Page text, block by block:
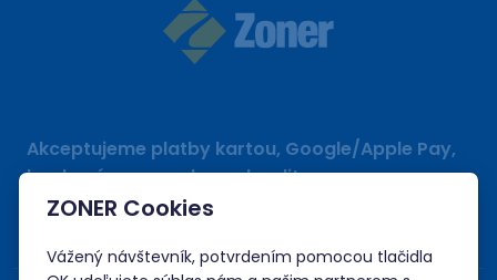
Akceptujeme platby kartou, Google/Apple Pay,
bankovým prevodom a kreditom.
ZONER Cookies
Vážený návštevník, potvrdením pomocou tlačidla